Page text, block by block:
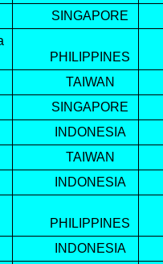
SINGAPORE
PHILIPPINES
TAIWAN
SINGAPORE
INDONESIA
TAIWAN
INDONESIA
PHILIPPINES
INDONESIA